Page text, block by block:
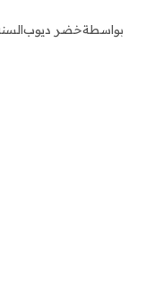
بواسطةخضر ديوب